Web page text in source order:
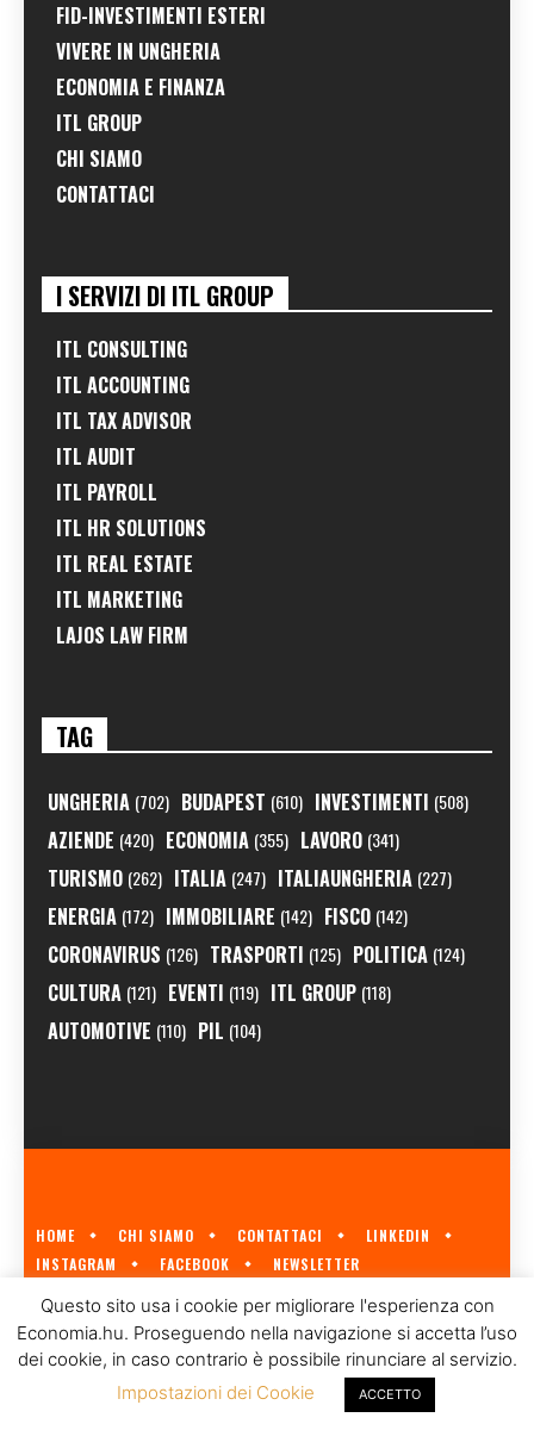
FID-INVESTIMENTI ESTERI
VIVERE IN UNGHERIA
ECONOMIA E FINANZA
ITL GROUP
CHI SIAMO
CONTATTACI
I SERVIZI DI ITL GROUP
ITL CONSULTING
ITL ACCOUNTING
ITL TAX ADVISOR
ITL AUDIT
ITL PAYROLL
ITL HR SOLUTIONS
ITL REAL ESTATE
ITL MARKETING
LAJOS LAW FIRM
TAG
UNGHERIA (702) BUDAPEST (610) INVESTIMENTI (508)
AZIENDE (420) ECONOMIA (355) LAVORO (341)
TURISMO (262) ITALIA (247) ITALIAUNGHERIA (227)
ENERGIA (172) IMMOBILIARE (142) FISCO (142)
CORONAVIRUS (126) TRASPORTI (125) POLITICA (124)
CULTURA (121) EVENTI (119) ITL GROUP (118)
AUTOMOTIVE (110) PIL (104)
HOME CHI SIAMO CONTATTACI
LINKEDIN
INSTAGRAM
FACEBOOK NEWSLETTER
ECONOMIA.HU È IL PRIMO GIORNALE ITALIANO SULL'ECONOMIA UNGHERESE
A CURA DIITL GROUP© 2023
Questo sito usa i cookie per migliorare l'esperienza con
Economia.hu. Proseguendo nella navigazione si accetta l’uso
dei cookie, in caso contrario è possibile rinunciare al servizio.
Impostazioni dei Cookie
ACCETTO